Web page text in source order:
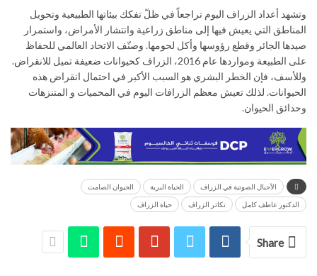
وتشهد أعداد الزراف اليوم تراجعاً في ظلّ تفكك بيئاتها الطبيعية وتحويل
المناطق التي يعيش فيها إلى مناطق زراعية وانتشار الأمراض، واستمرار
صيدها الجائر وقطع رؤوسها وأكل لحومها. وصنّف الاتحاد العالمي للحفاظ
على الطبيعة ومواردها عام 2016، الزراف كحيوانات ضعيفة تميل للانقراض.
وللأسف، فإن الخطر البشري هو السبب الأكبر في احتمال انقراض هذه
الحيوانات. لذلك تعيش معظم الزرافات اليوم في المحميات و المتنزهات
وحدائق الحيوان.
الأحبال الصوتية في الزراف الحياة البرية الحيوان الصامت
الدكتور عاطف كامل تكاثر الزراف حياة الزراف
Share